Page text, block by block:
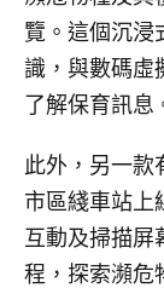
覽。這個沉浸
識，與數碼虛
了解保育訊息
此外，另一款
市區綫車站上
互動及掃描屏
程，探索瀕危